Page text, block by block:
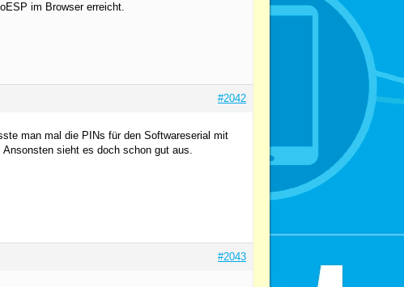
im Browser erreicht.
#2042
man mal die PINs für den Softwareserial mit
sieht es doch schon gut aus.
#2043